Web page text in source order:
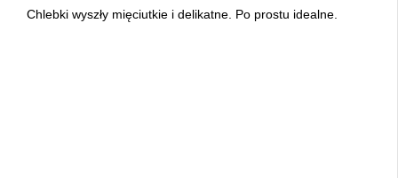
Chlebki wyszły mięciutkie i delikatne. Po prostu idealne.